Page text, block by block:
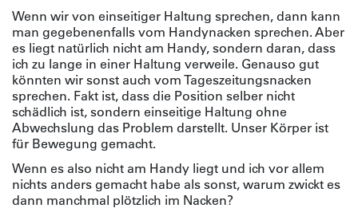
Wenn wir von einseitiger Haltung sprechen, dann kann
man gegebenenfalls vom Handynacken sprechen. Aber
es liegt natürlich nicht am Handy, sondern daran, dass
ich zu lange in einer Haltung verweile. Genauso gut
könnten wir sonst auch vom Tageszeitungsnacken
sprechen. Fakt ist, dass die Position selber nicht
schädlich ist, sondern einseitige Haltung ohne
Abwechslung das Problem darstellt. Unser Körper ist
für Bewegung gemacht.
Wenn es also nicht am Handy liegt und ich vor allem
nichts anders gemacht habe als sonst, warum zwickt es
dann manchmal plötzlich im Nacken?